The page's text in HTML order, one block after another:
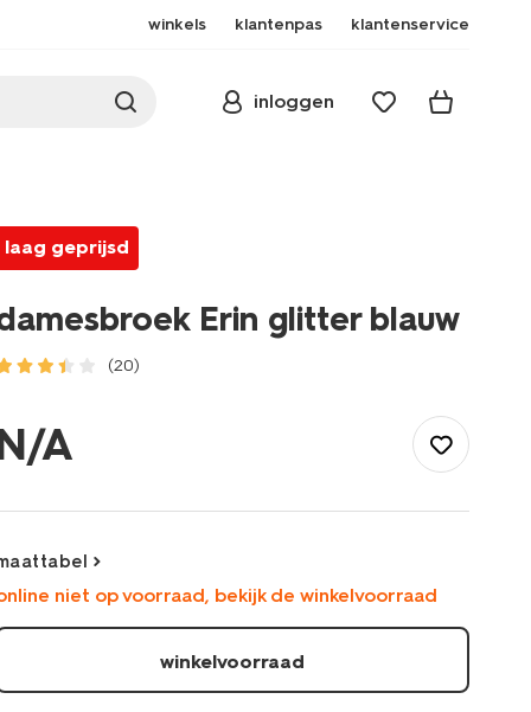
winkels klantenpas klantenservice
inloggen
laag geprijsd
Erin glitter blauw
(20)
glitter-
blauw-
A
niet op voorraad, bekijk de winkelvoorraad
winkelvoorraad